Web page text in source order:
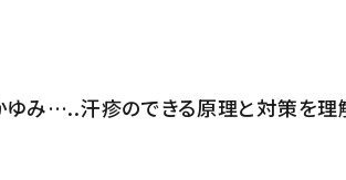
ゆみ…..汗疹のできる原理と対策を理